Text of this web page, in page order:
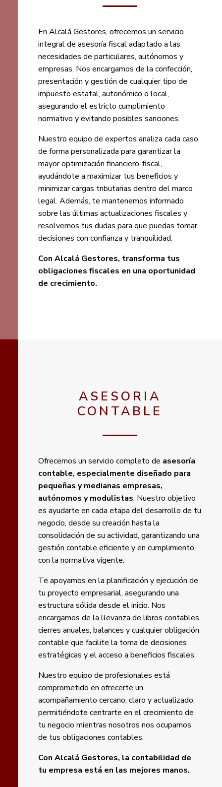
En Alcalá Gestores, ofrecemos un servicio
integral de asesoría fiscal adaptado a las
necesidades de particulares, autónomos y
empresas. Nos encargamos de la confección,
presentación y gestión de cualquier tipo de
impuesto estatal, autonómico o local,
asegurando el estricto cumplimiento
normativo y evitando posibles sanciones.
Nuestro equipo de expertos analiza cada caso
de forma personalizada para garantizar la
mayor optimización financiero-fiscal,
ayudándote a maximizar tus beneficios y
minimizar cargas tributarias dentro del marco
legal. Además, te mantenemos informado
sobre las últimas actualizaciones fiscales y
resolvemos tus dudas para que puedas tomar
decisiones con confianza y tranquilidad.
Con Alcalá Gestores, transforma tus
obligaciones fiscales en una oportunidad
de crecimiento.
ASESORIA
CONTABLE
Ofrecemos un servicio completo de asesoría
contable, especialmente diseñado para
pequeñas y medianas empresas,
autónomos y modulistas. Nuestro objetivo
es ayudarte en cada etapa del desarrollo de tu
negocio, desde su creación hasta la
consolidación de su actividad, garantizando una
gestión contable eficiente y en cumplimiento
con la normativa vigente.
Te apoyamos en la planificación y ejecución de
tu proyecto empresarial, asegurando una
estructura sólida desde el inicio. Nos
encargamos de la llevanza de libros contables,
cierres anuales, balances y cualquier obligación
contable que facilite la toma de decisiones
estratégicas y el acceso a beneficios fiscales.
Nuestro equipo de profesionales está
comprometido en ofrecerte un
acompañamiento cercano, claro y actualizado,
permitiéndote centrarte en el crecimiento de
tu negocio mientras nosotros nos ocupamos
de tus obligaciones contables.
Con Alcalá Gestores, la contabilidad de
tu empresa está en las mejores manos.